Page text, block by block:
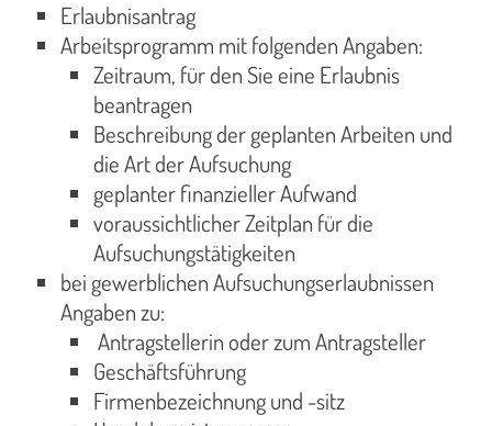
Erlaubnisantrag
Arbeitsprogramm mit folgenden Angaben:
Zeitraum, für den Sie eine Erlaubnis
beantragen
Beschreibung der geplanten Arbeiten und
die Art der Aufsuchung
geplanter finanzieller Aufwand
voraussichtlicher Zeitplan für die
Aufsuchungstätigkeiten
bei gewerblichen Aufsuchungserlaubnissen
Angaben zu:
Antragstellerin oder zum Antragsteller
Geschäftsführung
Firmenbezeichnung und -sitz